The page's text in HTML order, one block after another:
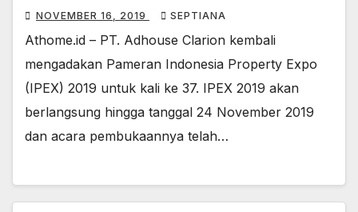
NOVEMBER 16, 2019 SEPTIANA
Athome.id – PT. Adhouse Clarion kembali
mengadakan Pameran Indonesia Property Expo
(IPEX) 2019 untuk kali ke 37. IPEX 2019 akan
berlangsung hingga tanggal 24 November 2019
dan acara pembukaannya telah…